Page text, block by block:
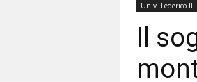
Univ. Federico II
Il